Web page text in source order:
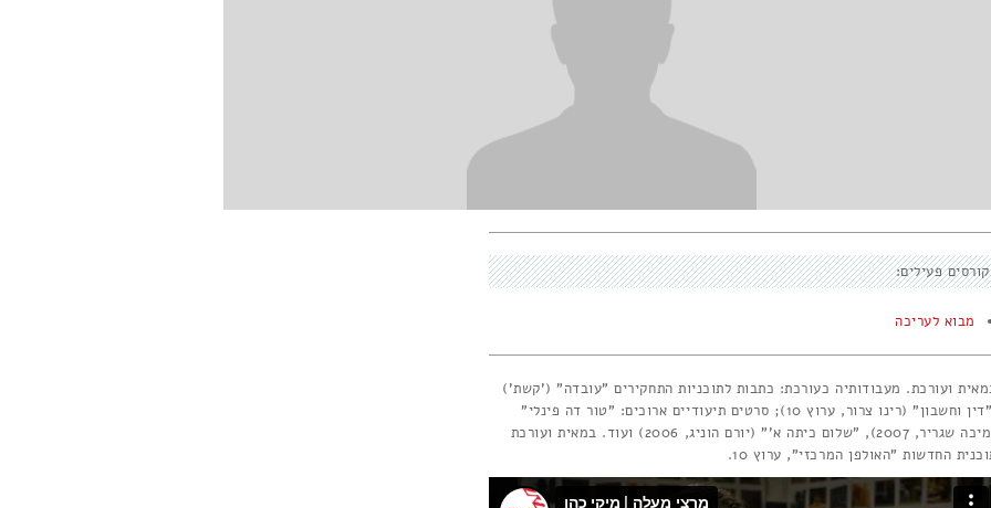
קורסים פעילים:
מבוא לעריכה
ועורכת. מעבודותיה כעורכת: כתבות לתוכניות התחקירים "עובדה" ('קשת')
ו"דין וחשבון" (רינו צרור, ערוץ 10); סרטים תיעודיים ארוכים: "טור דה פינלי"
(מיכה שגריר, 2007), "שלום כיתה א'" (יורם הוניג, 2006) ועוד. במאית ועורכת
החדשות "האולפן המרכזי", ערוץ 10.